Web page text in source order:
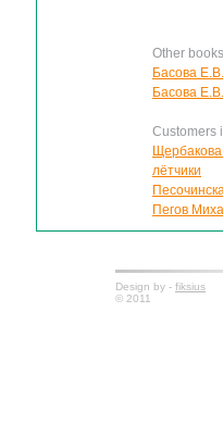
Other
Басова
Басова
Customers
лётчики
Пегов
Design by - fiksius
© 2011